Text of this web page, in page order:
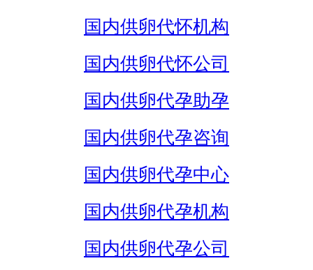
国内供卵代怀机构
国内供卵代怀公司
国内供卵代孕助孕
国内供卵代孕咨询
国内供卵代孕中心
国内供卵代孕机构
国内供卵代孕公司